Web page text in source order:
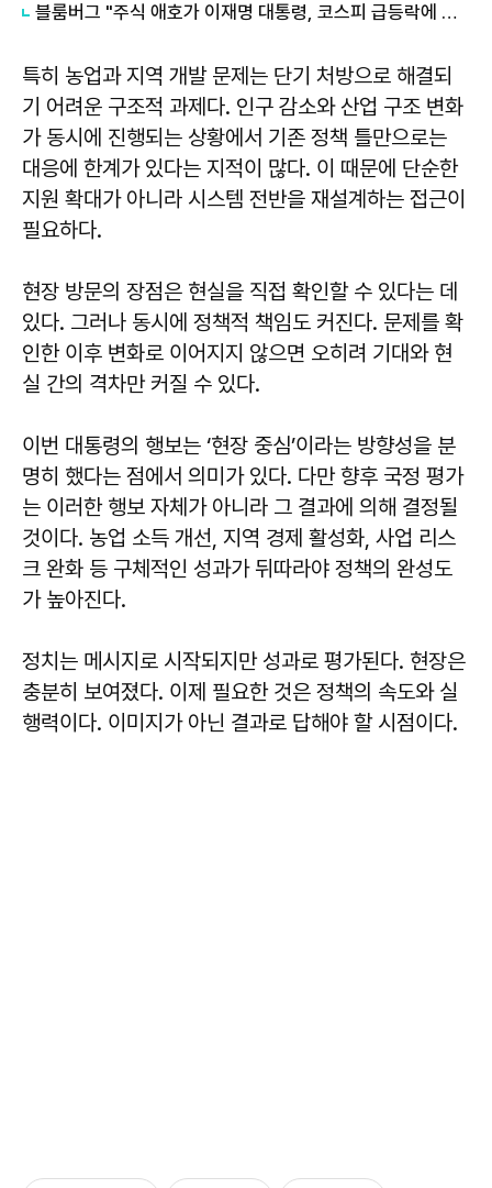
블룸버그 "주식 애호가 이재명 대통령, 코스피 급등락에 역풍"
특히 농업과 지역 개발 문제는 단기 처방으로 해결되
기 어려운 구조적 과제다. 인구 감소와 산업 구조 변화
가 동시에 진행되는 상황에서 기존 정책 틀만으로는
대응에 한계가 있다는 지적이 많다. 이 때문에 단순한
지원 확대가 아니라 시스템 전반을 재설계하는 접근이
필요하다.
현장 방문의 장점은 현실을 직접 확인할 수 있다는 데
있다. 그러나 동시에 정책적 책임도 커진다. 문제를 확
인한 이후 변화로 이어지지 않으면 오히려 기대와 현
실 간의 격차만 커질 수 있다.
이번 대통령의 행보는 ‘현장 중심’이라는 방향성을 분
명히 했다는 점에서 의미가 있다. 다만 향후 국정 평가
는 이러한 행보 자체가 아니라 그 결과에 의해 결정될
것이다. 농업 소득 개선, 지역 경제 활성화, 사업 리스
크 완화 등 구체적인 성과가 뒤따라야 정책의 완성도
가 높아진다.
정치는 메시지로 시작되지만 성과로 평가된다. 현장은
충분히 보여졌다. 이제 필요한 것은 정책의 속도와 실
행력이다. 이미지가 아닌 결과로 답해야 할 시점이다.